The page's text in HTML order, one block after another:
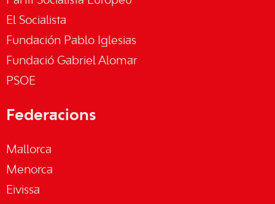
El Socialista
Fundación Pablo Iglesias
Fundació Gabriel Alomar
PSOE
Federacions
Mallorca
Menorca
Eivissa